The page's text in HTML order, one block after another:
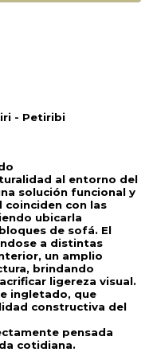
- Petiribi
al entorno del
solución funcional y
con las
ubicarla
de sofá. El
a distintas
un amplio
brindando
ligereza visual.
ingletado, que
constructiva del
pensada
cotidiana.